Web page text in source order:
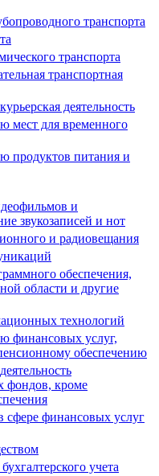
транспорта
транспорта
транспортная
деятельность
мест для временного
продуктов питания и
и
звукозаписей и нот
и радиовещания
обеспечения,
области и другие
технологий
финансовых услуг,
обеспечению
фондов, кроме
сфере финансовых услуг
учета